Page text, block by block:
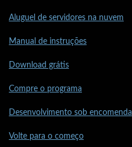
Aluguel de servidores na nuvem
Manual de instruções
Download grátis
Compre o programa
Desenvolvimento sob encomenda
Volte para o começo